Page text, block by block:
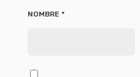
NOMBRE *